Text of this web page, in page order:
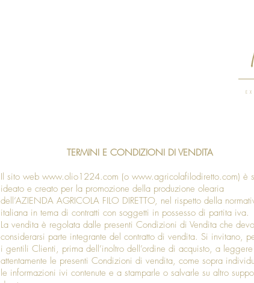
TERMINI E CONDIZIONI DI VENDITA
Il sito web www.olio1224.com (o www.agricolafilodiretto.com) è
ideato e creato per la promozione della produzione olearia
dell’AZIENDA AGRICOLA FILO DIRETTO, nel rispetto della
italiana in tema di contratti con soggetti in possesso di partita iva.
La vendita è regolata dalle presenti Condizioni di Vendita che
considerarsi parte integrante del contratto di vendita. Si invitano,
i gentili Clienti, prima dell’inoltro dell’ordine di acquisto, a leggere
attentamente le presenti Condizioni di vendita, come sopra
le informazioni ivi contenute e a stamparle o salvarle su altro